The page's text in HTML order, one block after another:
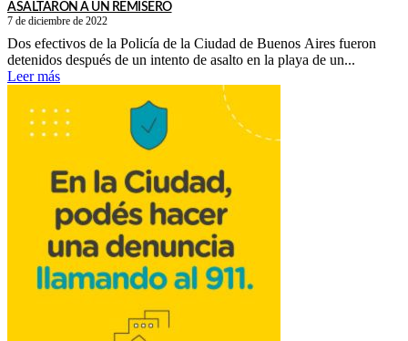
ASALTARON A UN REMISERO
7 de diciembre de 2022
Dos efectivos de la Policía de la Ciudad de Buenos Aires fueron
detenidos después de un intento de asalto en la playa de un...
Leer más